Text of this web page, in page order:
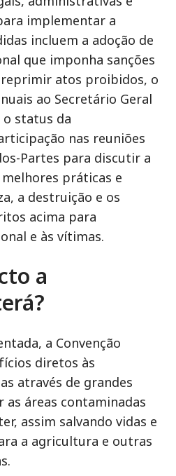
implementar a
incluem a adoção de
que imponha sanções
atos proibidos, o
ao Secretário Geral
status da
nas reuniões
Partes para discutir a
práticas e
a destruição e os
acima para
e às vítimas.
a
a Convenção
diretos às
através de grandes
áreas contaminadas
assim salvando vidas e
a agricultura e outras